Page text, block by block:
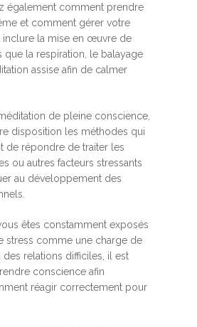
également comment prendre
et comment gérer votre
inclure la mise en œuvre de
que la respiration, le balayage
assise afin de calmer
de pleine conscience,
disposition les méthodes qui
de répondre de traiter les
ou autres facteurs stressants
au développement des
êtes constamment exposés
stress comme une charge de
des relations difficiles, il est
conscience afin
réagir correctement pour